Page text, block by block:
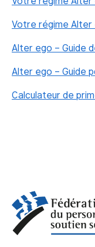
Votre régime Alter
Alter ego – Guide
Alter ego – Guide
Calculateur de